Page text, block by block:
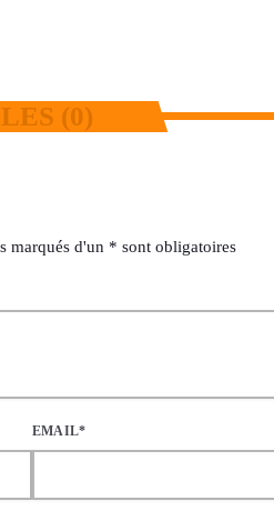
(0)
marqués d'un * sont obligatoires
EMAIL*